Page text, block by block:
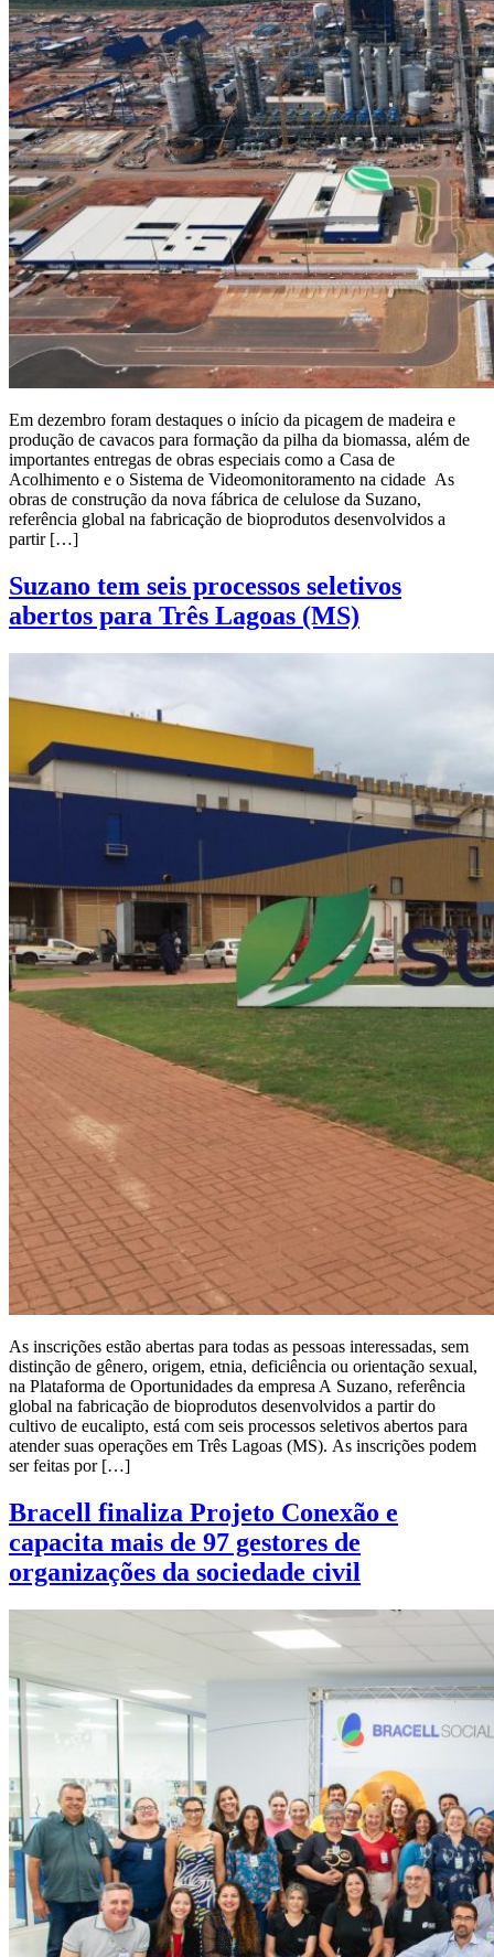
Em dezembro foram destaques o início da picagem de madeira e
produção de cavacos para formação da pilha da biomassa, além de
importantes entregas de obras especiais como a Casa de
Acolhimento e o Sistema de Videomonitoramento na cidade As
obras de construção da nova fábrica de celulose da Suzano,
referência global na fabricação de bioprodutos desenvolvidos a
partir […]
Suzano tem seis processos seletivos
abertos para Três Lagoas (MS)
As inscrições estão abertas para todas as pessoas interessadas, sem
distinção de gênero, origem, etnia, deficiência ou orientação sexual,
na Plataforma de Oportunidades da empresa A Suzano, referência
global na fabricação de bioprodutos desenvolvidos a partir do
cultivo de eucalipto, está com seis processos seletivos abertos para
atender suas operações em Três Lagoas (MS). As inscrições podem
ser feitas por […]
Bracell finaliza Projeto Conexão e
capacita mais de 97 gestores de
organizações da sociedade civil